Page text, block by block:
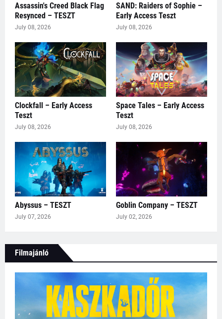
Assassin's Creed Black Flag
Resynced – TESZT
July 08, 2026
SAND: Raiders of Sophie –
Early Access Teszt
July 08, 2026
Clockfall – Early Access
Teszt
July 08, 2026
Space Tales – Early Access
Teszt
July 08, 2026
Abyssus – TESZT
July 07, 2026
Goblin Company – TESZT
July 02, 2026
Filmajánló